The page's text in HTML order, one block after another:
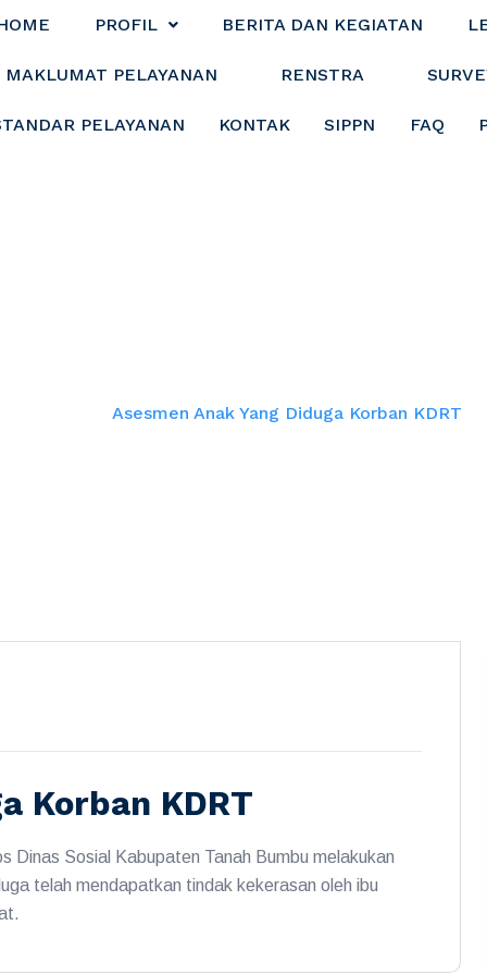
PROFIL BERITA DAN KEGIATAN
MAKLUMAT PELAYANAN RENSTRA
PELAYANAN KONTAK SIPPN FAQ
Asesmen Anak Yang Diduga Korban KDRT
Korban KDRT
Dinas Sosial Kabupaten Tanah Bumbu melakukan
telah mendapatkan tindak kekerasan oleh ibu